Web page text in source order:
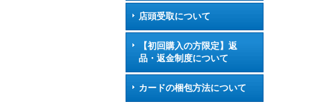
店頭受取について
【初回購入の方限定】返
品・返金制度について
カードの梱包方法について